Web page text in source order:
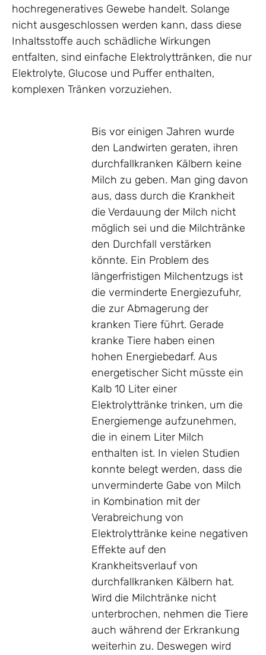
hochregeneratives Gewebe handelt. Solange
nicht ausgeschlossen werden kann, dass diese
Inhaltsstoffe auch schädliche Wirkungen
entfalten, sind einfache Elektrolyttränken, die nur
Elektrolyte, Glucose und Puffer enthalten,
komplexen Tränken vorzuziehen.
Bis vor einigen Jahren wurde
den Landwirten geraten, ihren
durchfallkranken Kälbern keine
Milch zu geben. Man ging davon
aus, dass durch die Krankheit
die Verdauung der Milch nicht
möglich sei und die Milchtränke
den Durchfall verstärken
könnte. Ein Problem des
längerfristigen Milchentzugs ist
die verminderte Energiezufuhr,
die zur Abmagerung der
kranken Tiere führt. Gerade
kranke Tiere haben einen
hohen Energiebedarf. Aus
energetischer Sicht müsste ein
Kalb 10 Liter einer
Elektrolyttränke trinken, um die
Energiemenge aufzunehmen,
die in einem Liter Milch
enthalten ist. In vielen Studien
konnte belegt werden, dass die
unverminderte Gabe von Milch
in Kombination mit der
Verabreichung von
Elektrolyttränke keine negativen
Effekte auf den
Krankheitsverlauf von
durchfallkranken Kälbern hat.
Wird die Milchtränke nicht
unterbrochen, nehmen die Tiere
auch während der Erkrankung
weiterhin zu. Deswegen wird